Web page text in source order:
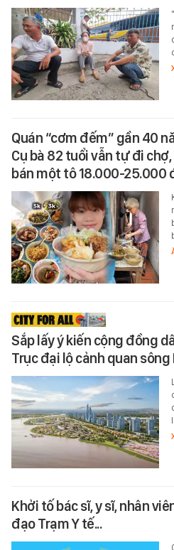
Quán “cơm đếm” gần 40
Cụ bà 82 tuổi vẫn tự đi
bán một tô 18.000-25.000
Sắp lấy ý kiến cộng đồng
Trục đại lộ cảnh quan sông
Khởi tố bác sĩ, y sĩ, nhân
đạo Trạm Y tế...